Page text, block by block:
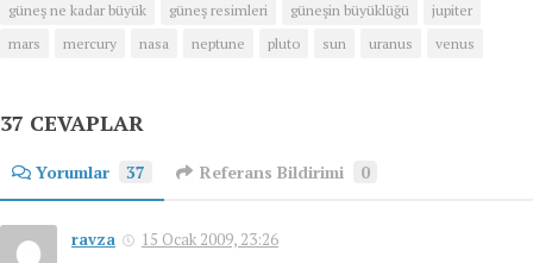
güneş ne kadar büyük
güneş resimleri güneşin büyüklüğü
jupiter
mars
mercury nasa neptune pluto sun uranus venus
37 CEVAPLAR
Yorumlar 37 Referans Bildirimi 0
ravza
15 Ocak 2009, 23:26